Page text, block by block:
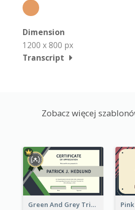
Dimension
1200 x 800 px
Transcript
Zobacz więcej
Green And Grey Triangles With Badge Certificate